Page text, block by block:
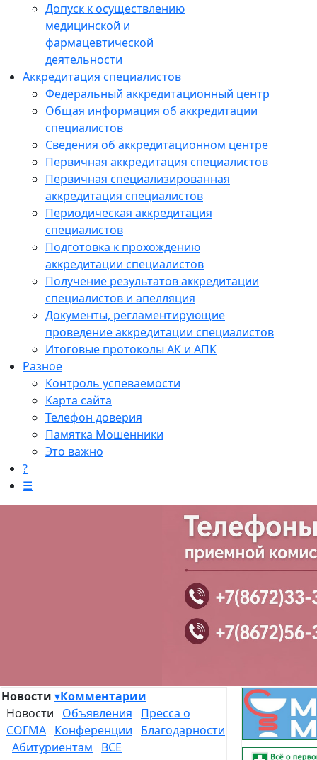
Допуск к осуществлению
медицинской и
фармацевтической
деятельности
Аккредитация специалистов
Федеральный аккредитационный центр
Общая информация об аккредитации
специалистов
Сведения об аккредитационном центре
Первичная аккредитация специалистов
Первичная специализированная
аккредитация специалистов
Периодическая аккредитация
специалистов
Подготовка к прохождению
аккредитации специалистов
Получение результатов аккредитации
специалистов и апелляция
Документы, регламентирующие
проведение аккредитации специалистов
Итоговые протоколы АК и АПК
Разное
Контроль успеваемости
Карта сайта
Телефон доверия
Памятка Мошенники
Это важно
?
☰
Новости ▾Комментарии
Новости Объявления
Пресса о
СОГМА Конференции
Благодарности
Абитуриентам
ВСЕ